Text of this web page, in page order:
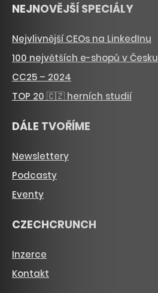
NEJNOVĚJŠÍ SPECIÁLY
Nejvlivnější CEOs na LinkedInu
100 největších e-shopů v Česku
CC25 – 2024
TOP 20 🇨🇿 herních studií
DÁLE TVOŘÍME
Newslettery
Podcasty
Eventy
CZECHCRUNCH
Inzerce
Kontakt